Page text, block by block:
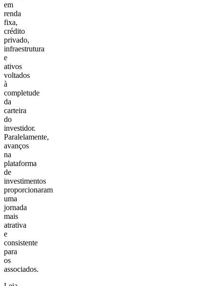
em
renda
fixa,
crédito
privado,
infraestrutura
e
ativos
voltados
à
completude
da
carteira
do
investidor.
Paralelamente,
avanços
na
plataforma
de
investimentos
proporcionaram
uma
jornada
mais
atrativa
e
consistente
para
os
associados.